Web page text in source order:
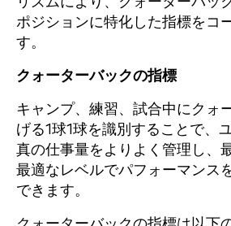
ポジションに特化した指標をコ
す。
クォーターバックの指標
キャンプ、練習、試合中にクォ
げる1球1球を識別することで、
真の仕事量をよりよく管理し、
最適なレベルでパフォーマンス
できます。